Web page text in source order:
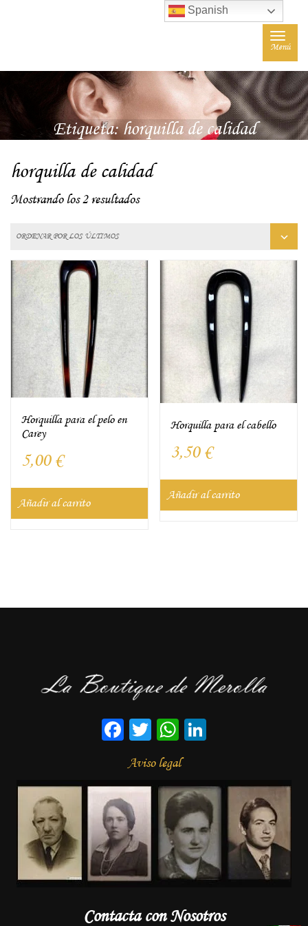
Toggle
Menú
Etiqueta:horquilla de calidad
horquilla de calidad
Mostrando los 2 resultados
Horquilla para el pelo en
Carey
5,00 €
Añadir al carrito
Horquilla para el cabello
3,50 €
Añadir al carrito
Facebook
TwitterWhatsApp
Aviso legal
Contacta con Nosotros
Spanish